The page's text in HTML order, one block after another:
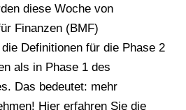
diese Woche von
Finanzen (BMF)
Definitionen für die Phase 2
als in Phase 1 des
Das bedeutet: mehr
Hier erfahren Sie die